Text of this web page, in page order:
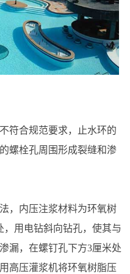
符合规范要求，止水环的
螺栓孔周围形成裂缝和渗
，内压注浆材料为环氧树
，用电钻斜向钻孔，使其与
漏，在螺钉孔下方3厘米处
高压灌浆机将环氧树脂压